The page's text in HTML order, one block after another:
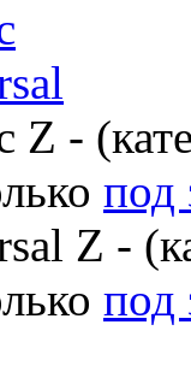
Z -
под
Z -
под